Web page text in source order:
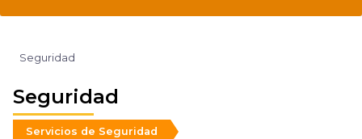
Seguridad
Seguridad
Servicios de Seguridad